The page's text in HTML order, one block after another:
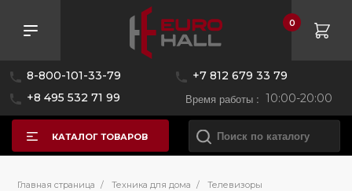
8-800-101-33-79
+7 812 679 33 79
+8 495 532 71 99
Время работы : 10:00-20:00
0
КАТАЛОГ ТОВАРОВ
Главная страница / Техника для дома /
Телевизоры